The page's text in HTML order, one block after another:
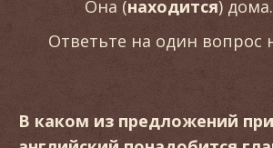
Она (находится) дома.
Ответьте на один вопрос
В каком из предложений